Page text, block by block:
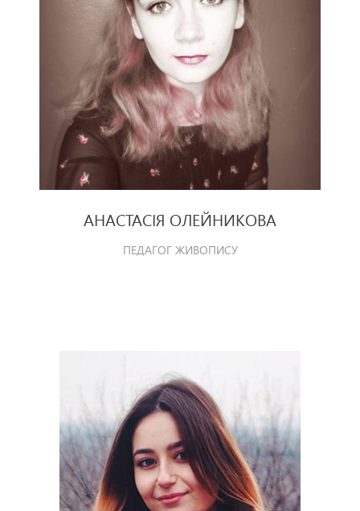
АНАСТАСІЯ ОЛЕЙНИКОВА
ПЕДАГОГ ЖИВОПИСУ